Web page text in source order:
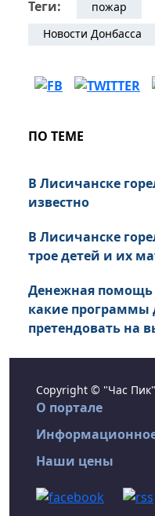
Теги: пожар
Новости Донбасса
ПО ТЕМЕ
В Лисичанске
известно
В Лисичанске
трое детей и их
Денежная помощь
какие программы
претендовать на
Copyright © "Час
О портале
Наши цены